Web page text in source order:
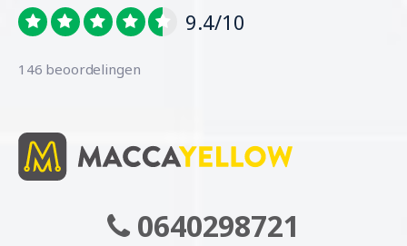
9.4/10
146 beoordelingen
0640298721